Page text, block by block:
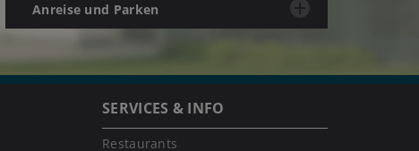
Anreise und Parken
SERVICES & INFO
Restaurants